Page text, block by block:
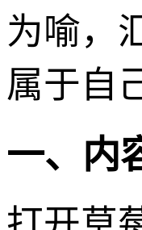
为喻，
属于自
一、内